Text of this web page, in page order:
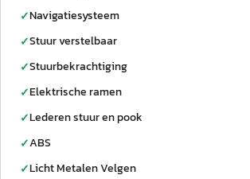
✓Navigatiesysteem
✓Stuur verstelbaar
✓Stuurbekrachtiging
✓Elektrische ramen
✓Lederen stuur en pook
✓ABS
✓Licht Metalen Velgen